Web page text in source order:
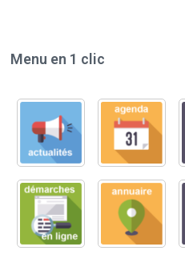
Menu en 1 clic